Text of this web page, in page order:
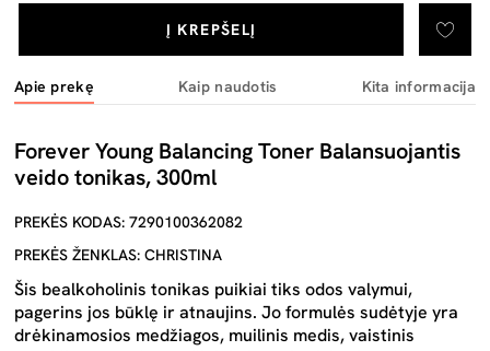
Į KREPŠELĮ
Apie prekę Kaip naudotis Kita informacija
Forever Young Balancing Toner Balansuojantis
veido tonikas, 300ml
PREKĖS KODAS: 7290100362082
PREKĖS ŽENKLAS: CHRISTINA
Šis bealkoholinis tonikas puikiai tiks odos valymui,
pagerins jos būklę ir atnaujins. Jo formulės sudėtyje yra
drėkinamosios medžiagos, muilinis medis, vaistinis